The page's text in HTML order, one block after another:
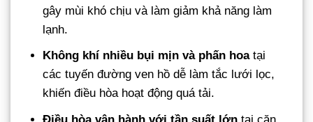
gây mùi khó chịu và làm giảm khả năng làm
lạnh.
Không khí nhiều bụi mịn và phấn hoatại
các tuyến đường ven hồ dễ làm tắc lưới lọc,
khiến điều hòa hoạt động quá tải.
Điều hòa vận hành với tần suất lớn tại căn